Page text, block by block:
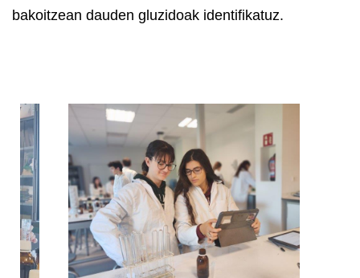
bakoitzean dauden gluzidoak identifikatuz.